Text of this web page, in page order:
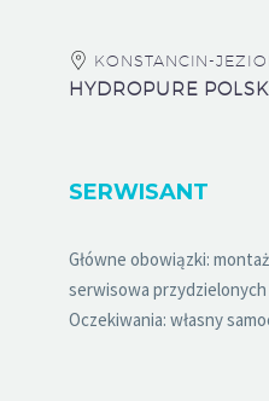
KONSTANCIN-
HYDROPURE
SERWISANT
Główne obowiązki:
serwisowa
Oczekiwania: własny